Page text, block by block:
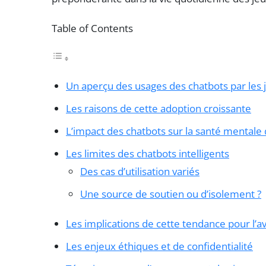
Table of Contents
Un aperçu des usages des chatbots par les
Les raisons de cette adoption croissante
L’impact des chatbots sur la santé mentale
Les limites des chatbots intelligents
Des cas d’utilisation variés
Une source de soutien ou d’isolement ?
Les implications de cette tendance pour
Les enjeux éthiques et de confidentialité